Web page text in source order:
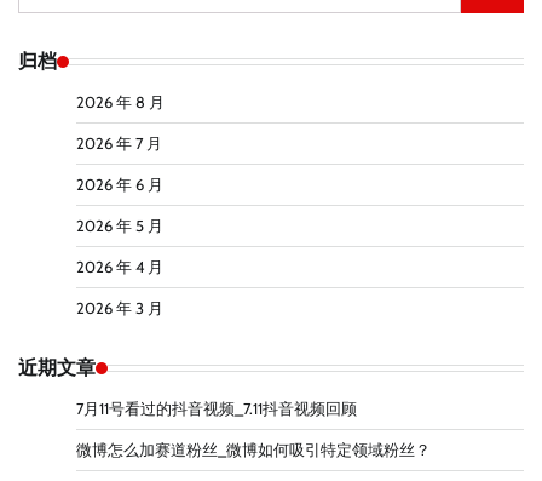
索：
归档
2026 年 8 月
2026 年 7 月
2026 年 6 月
2026 年 5 月
2026 年 4 月
2026 年 3 月
近期文章
7月11号看过的抖音视频_7.11抖音视频回顾
微博怎么加赛道粉丝_微博如何吸引特定领域粉丝？